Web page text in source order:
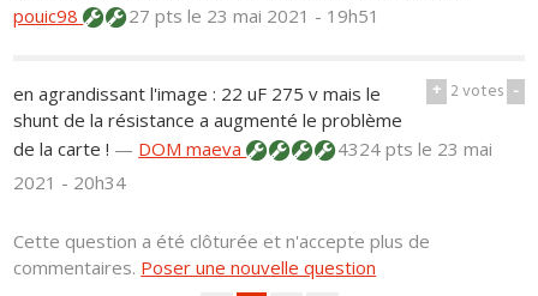
pouic98
27 ptsle 23 mai 2021 - 19h51
+ 2votes -
en agrandissant l'image : 22 uF 275 v mais le
shunt de la résistance a augmenté le problème
de la carte ! — DOM maeva 4324 ptsle 23 mai
2021 - 20h34
Cette question a été clôturée et n'accepte plus de
commentaires. Poser une nouvelle question